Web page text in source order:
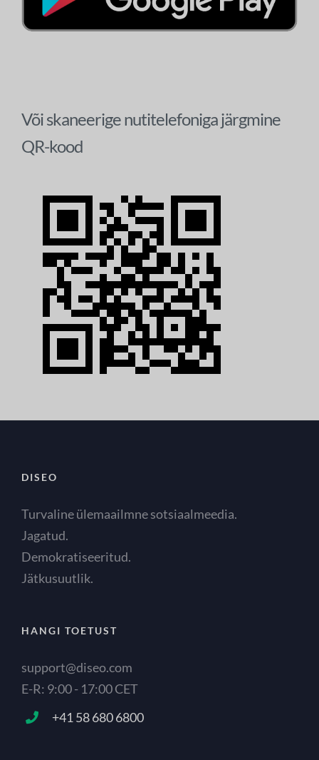
Või skaneerige nutitelefoniga järgmine
QR-kood
DISEO
Turvaline ülemaailmne sotsiaalmeedia.
Jagatud.
Demokratiseeritud.
Jätkusuutlik.
HANGI TOETUST
support@diseo.com
E-R: 9:00 - 17:00 CET
+41 58 680 6800